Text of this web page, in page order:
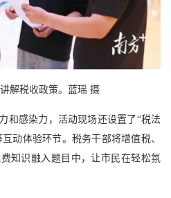
解税收政策。蓝瑶 摄
和感染力，活动现场还设置了“税法
动体验环节。税务干部将增值税、
知识融入题目中，让市民在轻松氛